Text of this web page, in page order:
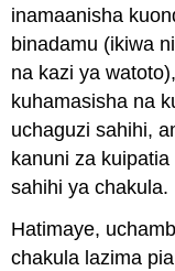
inamaanisha
binadamu (ikiwa
na kazi ya
kuhamasisha na
uchaguzi sahihi,
kanuni za
sahihi ya chakula.
Hatimaye,
chakula lazima